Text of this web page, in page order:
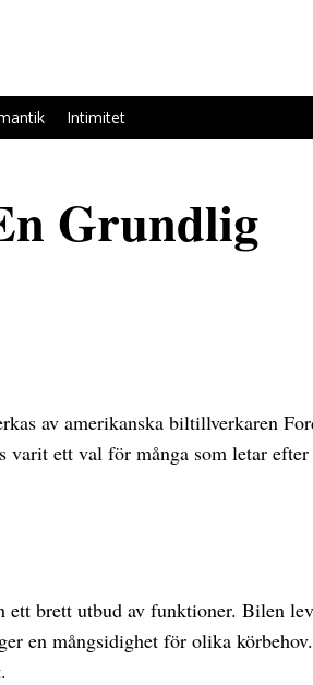
Intimitet
Grundlig
av amerikanska biltillverkaren
varit ett val för många som letar
ett brett utbud av funktioner. Bilen
en mångsidighet för olika